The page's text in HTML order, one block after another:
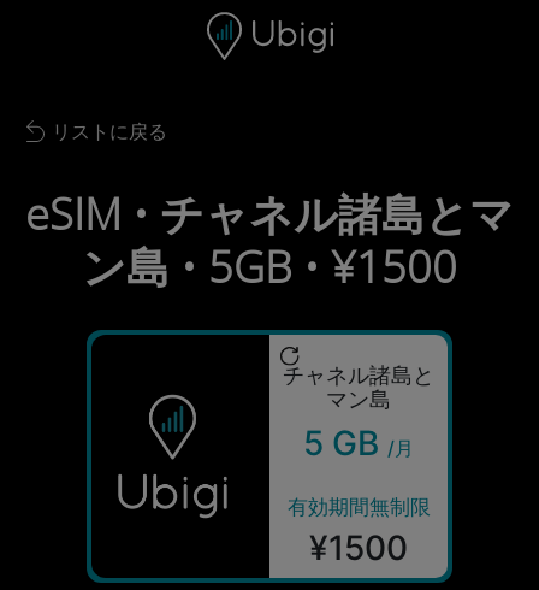
ナビゲーションバー
Back to list
リストに戻る
eSIM • チャネル諸島とマ
ン島 • 5GB • ¥1500
チャネル諸島と
マン島
5 GB /月
有効期間無制限
¥1500